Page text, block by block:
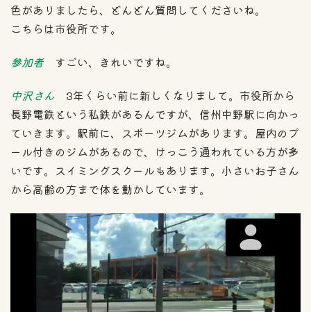
色がありましたら、どんどん質問してくださいね。
こちらは市役所です。
参加者すごい、きれいですね。
中沢さん 3年くらい前に新しくなりまして。市役所から
長野電鉄という私鉄があるんですが、信州中野駅に向かっ
ていきます。駅前に、スポーツジムがあります。屋内のプ
ール付きのジムがあるので、けっこう通われている方が多
いです。スイミングスクールもあります。小さいお子さん
から高齢の方まで体を動かしています。